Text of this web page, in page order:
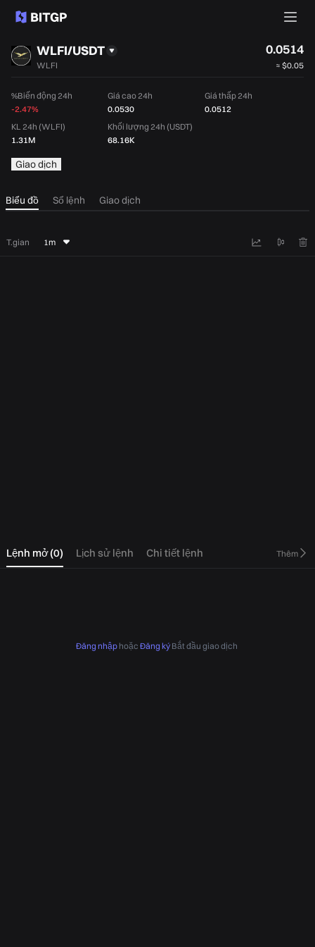
WLFI/USDT
WLFI
0.0514
≈ $0.05
%Biến động 24h
-2.47%
Giá cao 24h
0.0530
Giá thấp 24h
0.0512
KL 24h (WLFI)
1.31M
Khối lượng 24h (USDT)
68.16K
Giao dịch
Biểu đồ Sổ lệnh Giao dịch
T.gian 1m
Lệnh mở(0) Lịch sử lệnh Chi tiết lệnh Thêm
Đăng nhập hoặc Đăng ký Bắt đầu giao dịch